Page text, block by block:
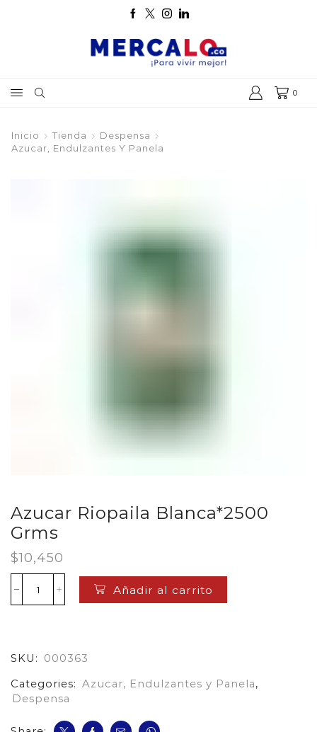
0
Inicio Tienda
Despensa
Azucar, Endulzantes Y Panela
Azucar Riopaila Blanca*2500
Grms
$10,450
Azucar
Riopaila
Añadir al carrito
SKU:
000363
Categories: Azucar, Endulzantes y Panela,
Despensa